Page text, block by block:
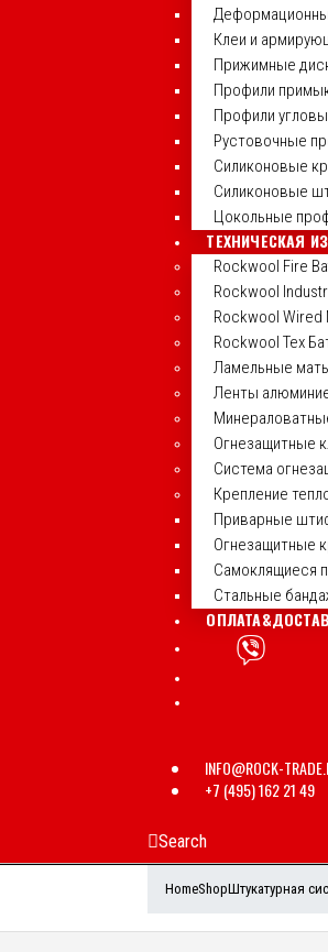
Клеи и
Прижимные
Профили
Профили
Рустовочные
Силиконовые
Силиконовые
Цокольные
ТЕХНИЧЕСКАЯ
Rockwool Fire
Rockwool
Rockwool Wired
Rockwool Тех
Ламельные
Ленты
Огнезащитные
Система
Крепление
Приварные
Огнезащитные
Самоклящиеся
Стальные
INFO@ROCK-
+7 (495) 162 21 49
Search
HomeShopШтукатурная